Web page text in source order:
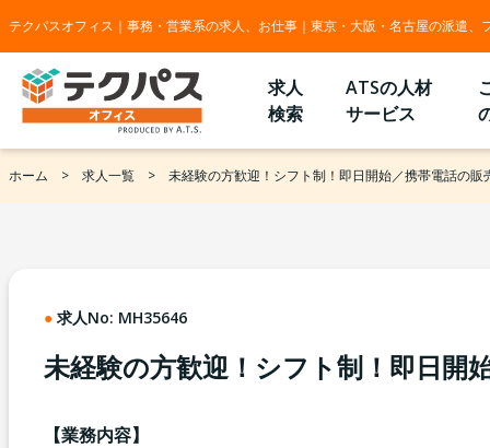
テクパスオフィス｜事務・営業系の求人、お仕事｜東京・大阪・名古屋の派遣、
求人
検索
ATSの人材
サービス
ホーム 求人一覧 未経験の方歓迎！シフト制！即日開始／携帯電話の販
求人No: MH35646
未経験の方歓迎！シフト制！即日開
【業務内容】